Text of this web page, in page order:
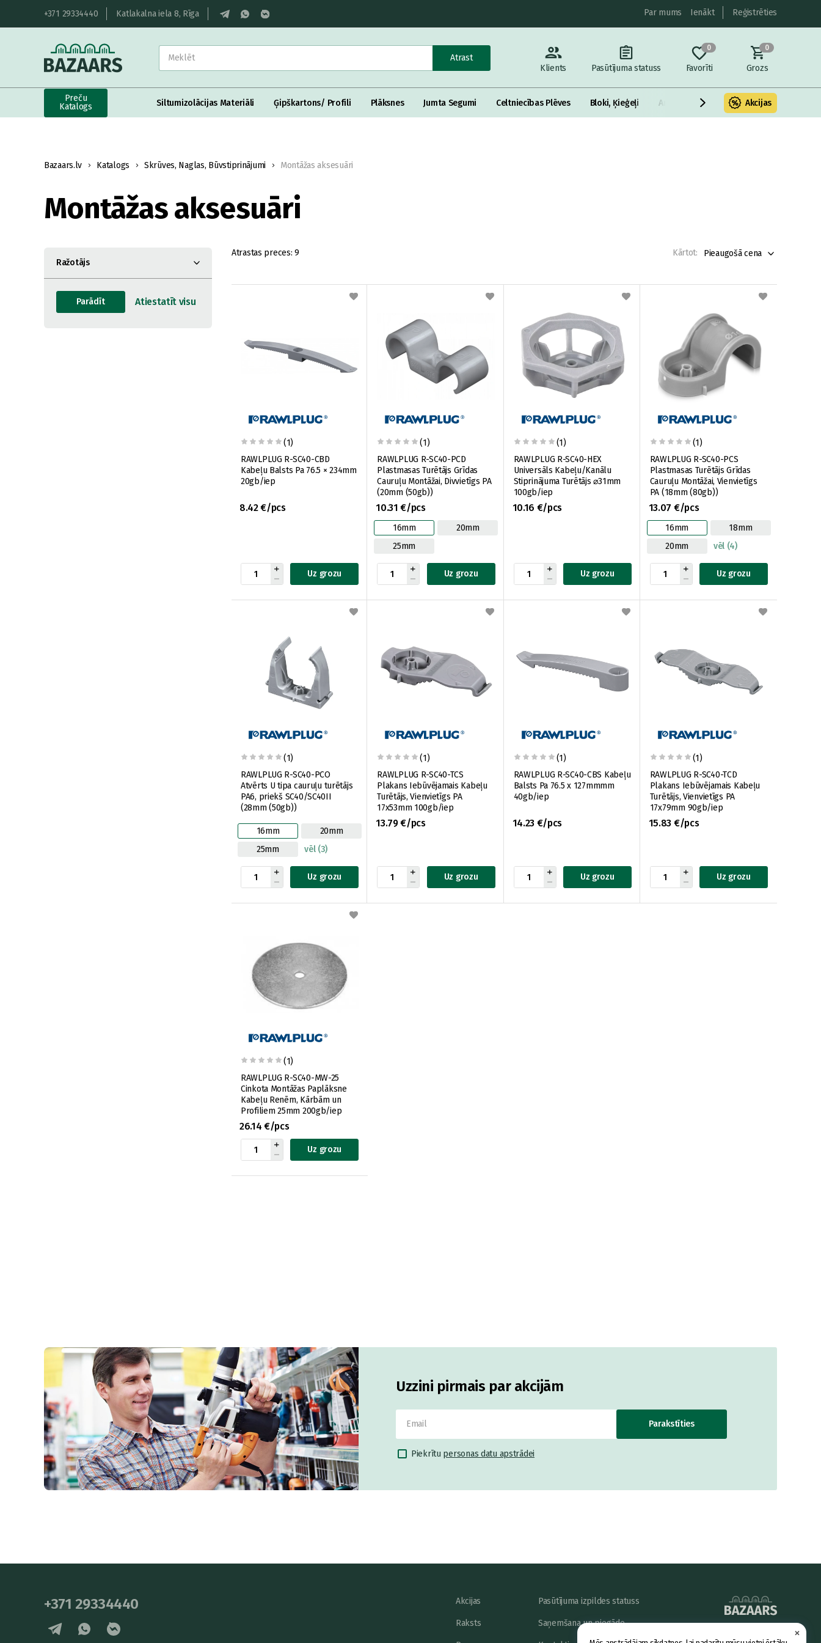
×
+371 29334440 Katlakalna iela 8, Rīga Par mums Ienākt Reģistrēties
Atrast
Klients
Pasūtījuma statuss
0
Favorīti
0
Grozs
Preču
Katalogs
Siltumizolācijas Materiāli Ģipškartons/ Profili Plāksnes Jumta Segumi Celtniecības Plēves Bloki, Ķieģeļi Armatūra un metāls Fasādes
Akcijas
Bazaars.lv Katalogs Skrūves, Naglas, Būvstiprinājumi Montāžas aksesuāri
Montāžas aksesuāri
Ražotājs
Atrastas preces: 9 Kārtot: Pieaugošā cena
(1)
RAWLPLUG R-SC40-CBD
Kabeļu Balsts Pa 76.5 × 234mm
20gb/iep
8.42 €/pcs
Uz grozu
(1)
RAWLPLUG R-SC40-PCD
Plastmasas Turētājs Grīdas
Cauruļu Montāžai, Divvietīgs PA
(20mm (50gb))
10.31 €/pcs
16mm
20mm
25mm
Uz grozu
(1)
RAWLPLUG R-SC40-HEX
Universāls Kabeļu/Kanālu
Stiprinājuma Turētājs ⌀31mm
100gb/iep
10.16 €/pcs
Uz grozu
(1)
RAWLPLUG R-SC40-PCS
Plastmasas Turētājs Grīdas
Cauruļu Montāžai, Vienvietīgs
PA (18mm (80gb))
13.07 €/pcs
16mm
18mm
20mm
vēl (4)
Uz grozu
(1)
RAWLPLUG R-SC40-PCO
Atvērts U tipa cauruļu turētājs
PA6, priekš SC40/SC40II
(28mm (50gb))
16mm
20mm
25mm
vēl (3)
Uz grozu
(1)
RAWLPLUG R-SC40-TCS
Plakans Iebūvējamais Kabeļu
Turētājs, Vienvietīgs PA
17x53mm 100gb/iep
13.79 €/pcs
Uz grozu
(1)
RAWLPLUG R-SC40-CBS Kabeļu
Balsts Pa 76.5 x 127mmmm
40gb/iep
14.23 €/pcs
Uz grozu
(1)
RAWLPLUG R-SC40-TCD
Plakans Iebūvējamais Kabeļu
Turētājs, Vienvietīgs PA
17x79mm 90gb/iep
15.83 €/pcs
Uz grozu
(1)
RAWLPLUG R-SC40-MW-25
Cinkota Montāžas Paplāksne
Kabeļu Renēm, Kārbām un
Profiliem 25mm 200gb/iep
26.14 €/pcs
Uz grozu
Uzzini pirmais par akcijām
Parakstīties
Piekrītu personas datu apstrādei
+371 29334440 Akcijas
Raksts
Pasūtījuma izpildes statuss
Saņemšana un piegāde